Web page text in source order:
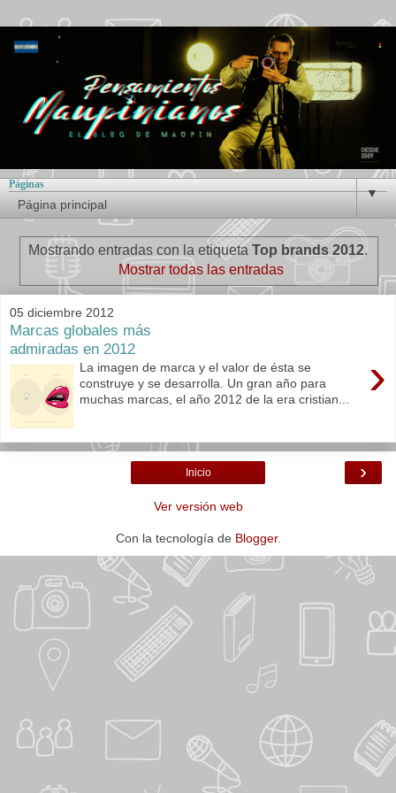
Páginas
▼
Mostrando entradas con la etiqueta Top brands 2012.
Mostrar todas las entradas
05 diciembre 2012
Marcas globales más
admiradas en 2012
›
La imagen de marca y el valor de ésta se
construye y se desarrolla. Un gran año para
muchas marcas, el año 2012 de la era cristian...
›
Inicio
Ver versión web
Con la tecnología de Blogger.